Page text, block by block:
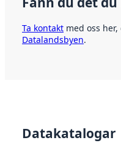
Ta kontakt med oss
Datalandsbyen.
Datakatalogar